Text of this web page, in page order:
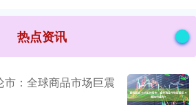
热点资讯
：全球商品市场巨震